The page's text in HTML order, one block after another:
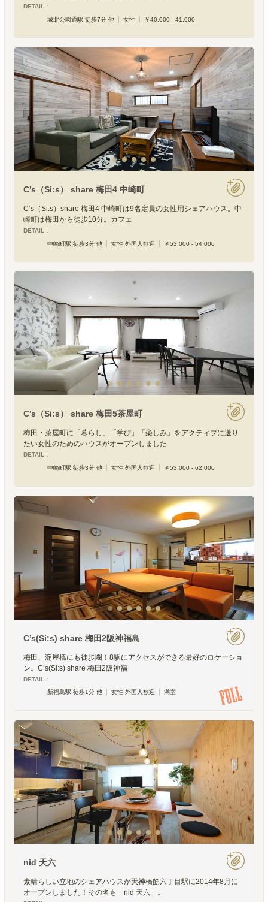
DETAIL :
城北公園通駅 徒歩7分 他
女性 ￥40,000 - 41,000
C’s（Si:s） share 梅田4 中崎町
C‘s（Si:s）share 梅田4 中崎町は9名定員の女性用シェアハウス。中
崎町は梅田から徒歩10分。カフェ
DETAIL :
中崎町駅 徒歩3分 他
女性 外国人歓迎 ￥53,000 - 54,000
C’s（Si:s） share 梅田5茶屋町
梅田・茶屋町に「暮らし」「学び」「楽しみ」をアクティブに送り
たい女性のためのハウスがオープンしました
DETAIL :
中崎町駅 徒歩3分 他
女性 外国人歓迎 ￥53,000 - 62,000
C’s(Si:s) share 梅田2阪神福島
梅田、淀屋橋にも徒歩圏！8駅にアクセスができる最好のロケーショ
ン。C’s(Si:s) share 梅田2阪神福
DETAIL :
新福島駅 徒歩1分 他
女性 外国人歓迎 満室
nid 天六
素晴らしい立地のシェアハウスが天神橋筋六丁目駅に2014年8月に
オープンしました！その名も「nid 天六」。